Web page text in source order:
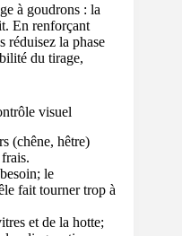
à goudrons : la
En renforçant
réduisez la phase
du tirage,
visuel
(chêne, hêtre)
le
fait tourner trop à
et de la hotte;